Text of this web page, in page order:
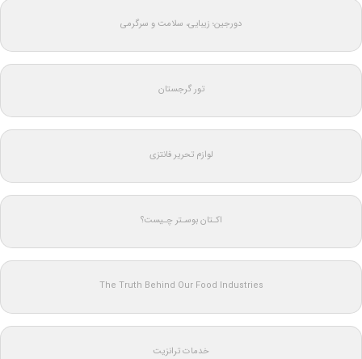
دورجین؛ زیبایی، سلامت و سرگرمی
تور گرجستان
لوازم تحریر فانتزی
اکـتان بوسـتر چـیست؟
The Truth Behind Our Food Industries
خدمات ترانزیت